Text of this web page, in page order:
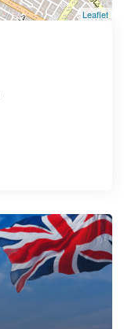
Leaflet